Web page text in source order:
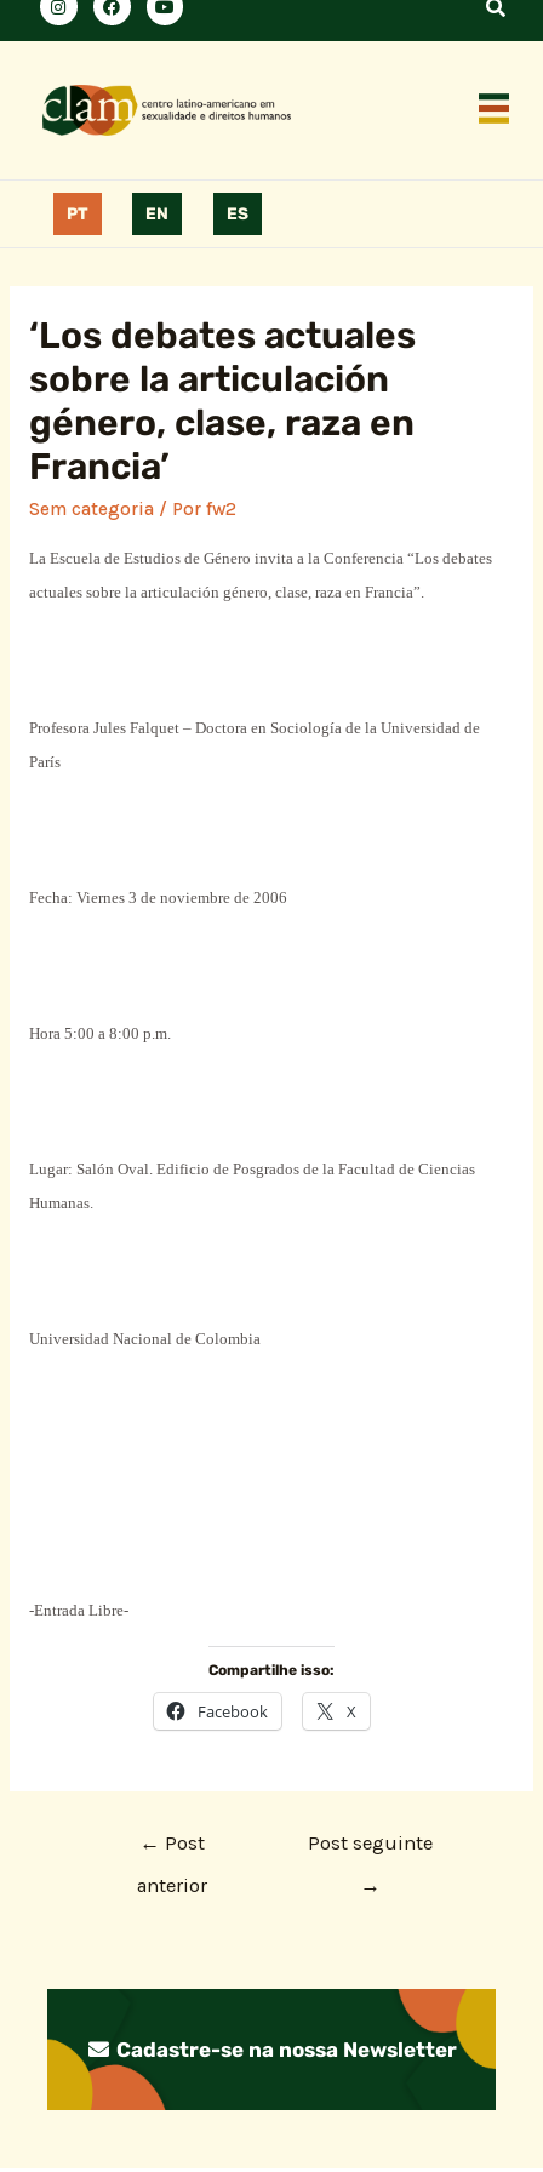
PT EN ES
‘Los debates actuales
sobre la articulación
género, clase, raza en
Francia’
Sem categoria/ Por fw2
La Escuela de Estudios de Género invita a la Conferencia “Los debates
actuales sobre la articulación género, clase, raza en Francia”.
Profesora Jules Falquet – Doctora en Sociología de la Universidad de
París
Fecha: Viernes 3 de noviembre de 2006
Hora 5:00 a 8:00 p.m.
Lugar: Salón Oval. Edificio de Posgrados de la Facultad de Ciencias
Humanas.
Universidad Nacional de Colombia
-Entrada Libre-
Compartilhe isso:
Facebook X
← Post
anterior
Post seguinte
→
Cadastre-se na nossa Newsletter